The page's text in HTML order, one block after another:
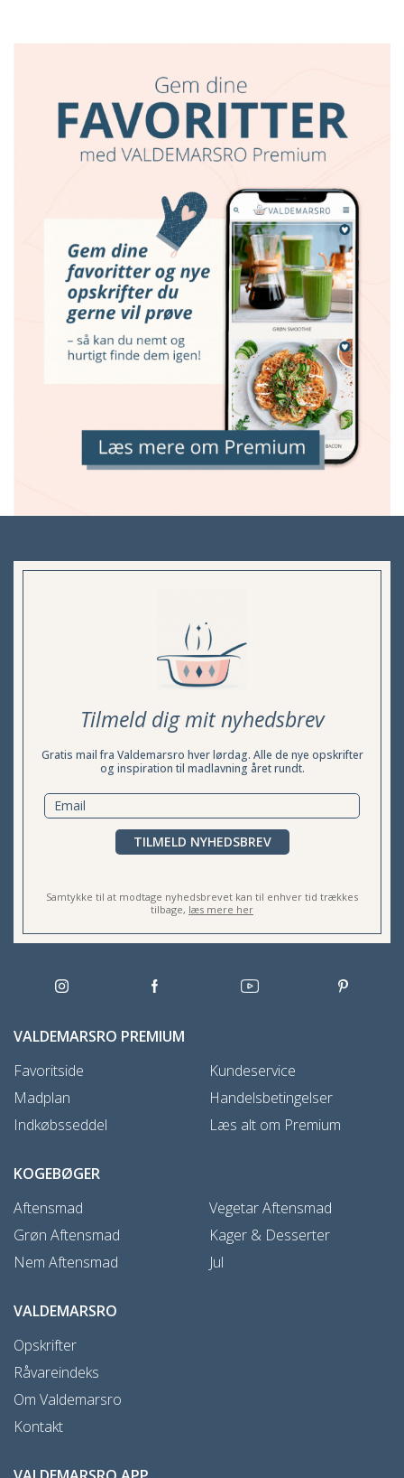
Tilmeld dig mit nyhedsbrev
Gratis mail fra Valdemarsro hver lørdag. Alle de nye opskrifter
og inspiration til madlavning året rundt.
TILMELD NYHEDSBREV
Samtykke til at modtage nyhedsbrevet kan til enhver tid trækkes
tilbage, læs mere her
VALDEMARSRO PREMIUM
Favoritside
Madplan
Indkøbsseddel
Kundeservice
Handelsbetingelser
Læs alt om Premium
KOGEBØGER
Aftensmad
Grøn Aftensmad
Nem Aftensmad
Vegetar Aftensmad
Kager & Desserter
Jul
VALDEMARSRO
Opskrifter
Råvareindeks
Om Valdemarsro
Kontakt